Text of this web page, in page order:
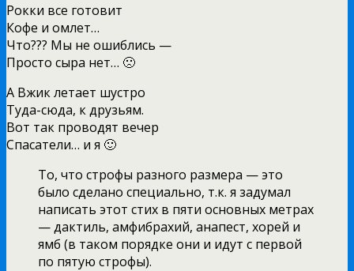
Рокки все готовит
Кофе и омлет…
Что??? Мы не ошиблись —
Просто сыра нет… 🙁
А Вжик летает шустро
Туда-сюда, к друзьям.
Вот так проводят вечер
Спасатели… и я 🙂
То, что строфы разного размера — это
было сделано специально, т.к. я задумал
написать этот стих в пяти основных метрах
— дактиль, амфибрахий, анапест, хорей и
ямб (в таком порядке они и идут с первой
по пятую строфы).